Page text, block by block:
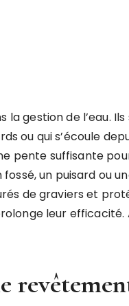
la gestion de l’eau.
ou qui s’écoule
pente suffisante
un puisard ou
de graviers et
leur efficacité.